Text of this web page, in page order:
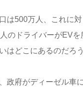
は500万人、これに
のドライバーがEV
はどこにあるのだろ
政府がディーゼル車